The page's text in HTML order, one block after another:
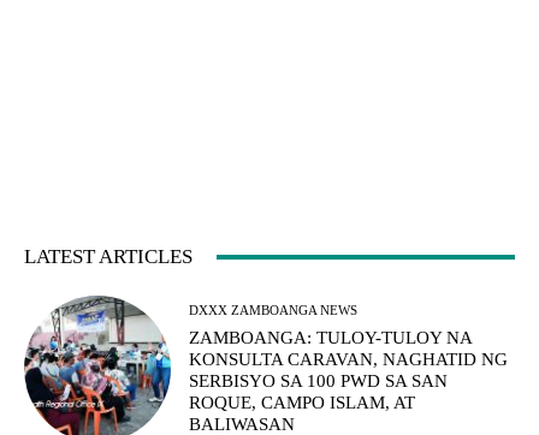
LATEST ARTICLES
DXXX ZAMBOANGA NEWS
ZAMBOANGA: TULOY-TULOY NA
KONSULTA CARAVAN, NAGHATID NG
SERBISYO SA 100 PWD SA SAN
ROQUE, CAMPO ISLAM, AT
BALIWASAN